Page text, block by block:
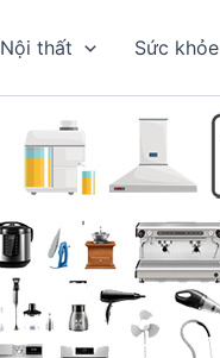
Nội thất Sức khỏe